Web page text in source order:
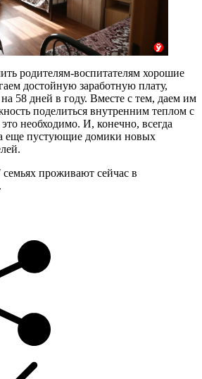
родителям-воспитателям хорошие
достойную заработную плату,
58 дней в году. Вместе с тем, даем им
поделиться внутренним теплом с
необходимо. И, конечно, всегда
еще пустующие домики новых
семьях проживают сейчас в